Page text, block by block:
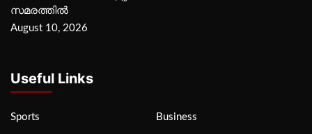
സമരത്തില്‍
August 10, 2026
Useful Links
Sports Business